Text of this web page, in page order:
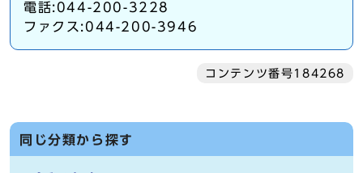
電話:044-200-3228
ファクス:044-200-3946
コンテンツ番号184268
同じ分類から探す